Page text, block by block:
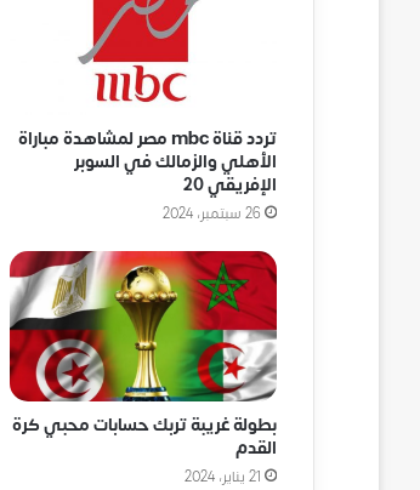
تردد قناة mbc مصر لمشاهدة مباراة
الأهلي والزمالك في السوبر
الإفريقي 20
26 سبتمبر، 2024
بطولة غريبة تربك حسابات محبي كرة
القدم
21 يناير، 2024